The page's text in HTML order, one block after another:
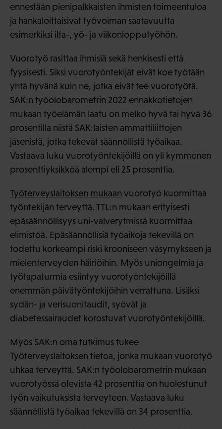
ennestään pienipalkkaisten ihmisten toimeentuloa
ja hankaloittaisivat työvoiman saatavuutta
esimerkiksi ilta-, yö- ja viikonlopputyöhön.
Vuorotyö rasittaa ihmisiä sekä henkisesti että
fyysisesti. Siksi vuorotyöntekijät eivät koe työtään
yhtä hyvänä kuin ne, jotka eivät tee vuorotyötä.
SAK:n työolobarometrin 2022 ennakkotietojen
mukaan työelämän laatu on melko hyvä tai hyvä 36
prosentilla niistä SAK:laisten ammattiliittojen
jäsenistä, jotka tekevät säännöllistä työaikaa.
Vastaava luku vuorotyöntekijöillä on yli kymmenen
prosenttiyksikköä alempi eli 25 prosenttia.
Työterveyslaitoksen mukaan vuorotyö kuormittaa
työntekijän terveyttä. TTL:n mukaan erityisesti
epäsäännöllisyys uni-valverytmissä kuormittaa
elimistöä. Epäsäännöllisiä työaikoja tekevillä on
todettu korkeampi riski krooniseen väsymykseen ja
mielenterveyden häiriöihin. Myös uniongelmia ja
työtapaturmia esiintyy vuorotyöntekijöillä
enemmän päivätyöntekijöihin verrattuna. Lisäksi
sydän- ja verisuonitaudit, syövät ja
diabetessairaudet korostuvat vuorotyöntekijöillä.
Myös SAK:n oma tutkimus tukee
Työterveyslaitoksen tietoa, jonka mukaan vuorotyö
uhkaa terveyttä. SAK:n työolobarometrin mukaan
vuorotyössä olevista 42 prosenttia on huolestunut
työn vaikutuksista terveyteen. Vastaava luku
säännöllistä työaikaa tekevillä on 34 prosenttia.